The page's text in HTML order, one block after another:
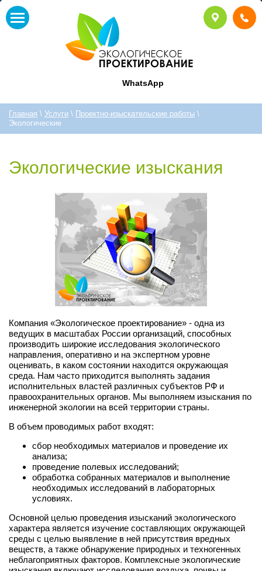
WhatsApp
Главная \ Услуги \ Проектно-изыскательские работы \
Экологические
Экологические изыскания
Компания «Экологическое проектирование» - одна из
ведущих в масштабах России организаций, способных
производить широкие исследования экологического
направления, оперативно и на экспертном уровне
оценивать, в каком состоянии находится окружающая
среда. Нам часто приходится выполнять задания
исполнительных властей различных субъектов РФ и
правоохранительных органов. Мы выполняем изыскания по
инженерной экологии на всей территории страны.
В объем проводимых работ входят:
сбор необходимых материалов и проведение их
анализа;
проведение полевых исследований;
обработка собранных материалов и выполнение
необходимых исследований в лабораторных
условиях.
Основной целью проведения изысканий экологического
характера является изучение составляющих окружающей
среды с целью выявление в ней присутствия вредных
веществ, а также обнаружение природных и техногенных
неблагоприятных факторов. Комплексные экологические